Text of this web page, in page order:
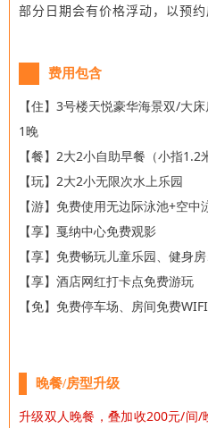
部分日期会有价格浮动，以预
费用包含
【住】3号楼天悦豪华海景双/大
1晚
【餐】2大2小自助早餐（小指1.2
【玩】2大2小无限次水上乐园
【游】免费使用无边际泳池+空中
【享】戛纳中心免费观影
【享】免费畅玩儿童乐园、健身
【享】酒店网红打卡点免费游玩
【免】免费停车场、房间免费WIFI
晚餐/房型升级
升级双人晚餐，叠加收200元/间/